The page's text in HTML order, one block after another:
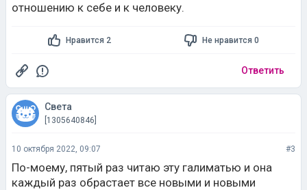
отношению к себе и к человеку.
Нравится 2 Не нравится 0
Ответить
Cвета
[1305640846]
10 октября 2022, 09:07 #3
По-моему, пятый раз читаю эту галиматью и она
каждый раз обрастает все новыми и новыми